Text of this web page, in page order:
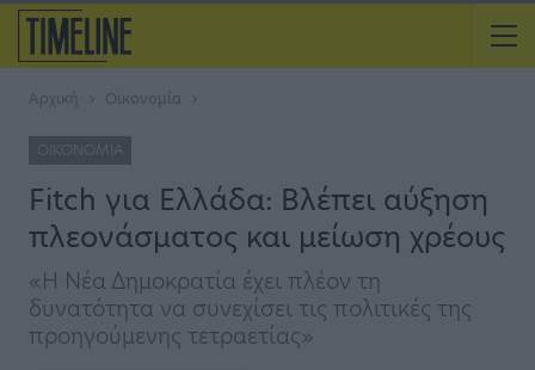
Αρχική Οικονομία
ΟΙΚΟΝΟΜΊΑ
Fitch για Ελλάδα: Βλέπει αύξηση
πλεονάσματος και μείωση χρέους
«Η Νέα Δημοκρατία έχει πλέον τη
δυνατότητα να συνεχίσει τις πολιτικές της
προηγούμενης τετραετίας»